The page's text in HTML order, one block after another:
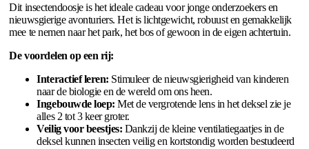
Dit insectendoosje is het ideale cadeau voor jonge onderzoekers en
nieuwsgierige avonturiers. Het is lichtgewicht, robuust en gemakkelijk
mee te nemen naar het park, het bos of gewoon in de eigen achtertuin.
De voordelen op een rij:
Interactief leren: Stimuleer de nieuwsgierigheid van kinderen
naar de biologie en de wereld om ons heen.
Ingebouwde loep: Met de vergrotende lens in het deksel zie je
alles 2 tot 3 keer groter.
Veilig voor beestjes: Dankzij de kleine ventilatiegaatjes in de
deksel kunnen insecten veilig en kortstondig worden bestudeerd